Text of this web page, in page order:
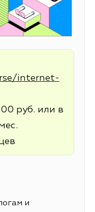
internet-
руб. или в
и